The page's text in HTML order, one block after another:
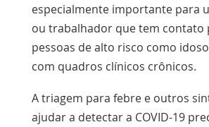
especialmente importante para
ou trabalhador que tem contato
pessoas de alto risco como
com quadros clínicos crônicos.
A triagem para febre e outros
ajudar a detectar a COVID-19